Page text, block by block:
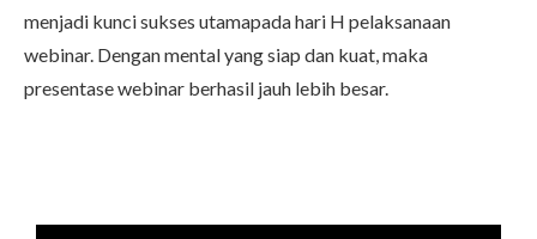
menjadi kunci sukses utamapada hari H pelaksanaan
webinar. Dengan mental yang siap dan kuat, maka
presentase webinar berhasil jauh lebih besar.